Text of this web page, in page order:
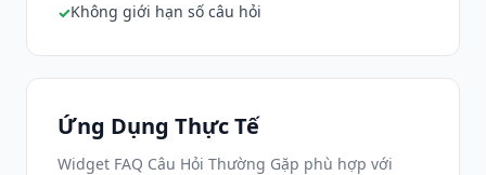
Không giới hạn số câu hỏi
Ứng Dụng Thực Tế
Widget FAQ Câu Hỏi Thường Gặp phù hợp với